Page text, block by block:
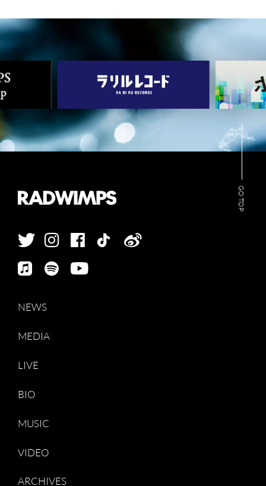
GO TOP
NEWS
MEDIA
LIVE
BIO
MUSIC
VIDEO
ARCHIVES